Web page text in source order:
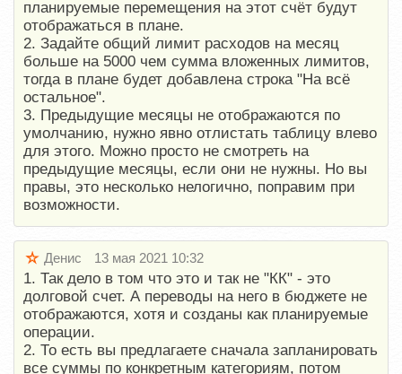
планируемые перемещения на этот счёт будут
отображаться в плане.
2. Задайте общий лимит расходов на месяц
больше на 5000 чем сумма вложенных лимитов,
тогда в плане будет добавлена строка "На всё
остальное".
3. Предыдущие месяцы не отображаются по
умолчанию, нужно явно отлистать таблицу влево
для этого. Можно просто не смотреть на
предыдущие месяцы, если они не нужны. Но вы
правы, это несколько нелогично, поправим при
возможности.
Денис 13 мая 2021 10:32
1. Так дело в том что это и так не "КК" - это
долговой счет. А переводы на него в бюджете не
отображаются, хотя и созданы как планируемые
операции.
2. То есть вы предлагаете сначала запланировать
все суммы по конкретным категориям, потом